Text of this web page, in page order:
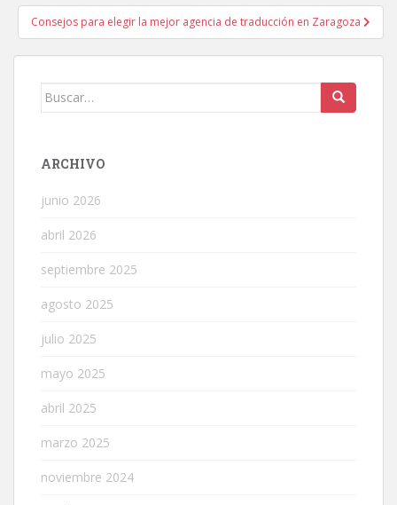
Navegación
de
entradas
Consejos para elegir la mejor agencia de traducción en Zaragoza
Buscar:
ARCHIVO
junio 2026
abril 2026
septiembre 2025
agosto 2025
julio 2025
mayo 2025
abril 2025
marzo 2025
noviembre 2024